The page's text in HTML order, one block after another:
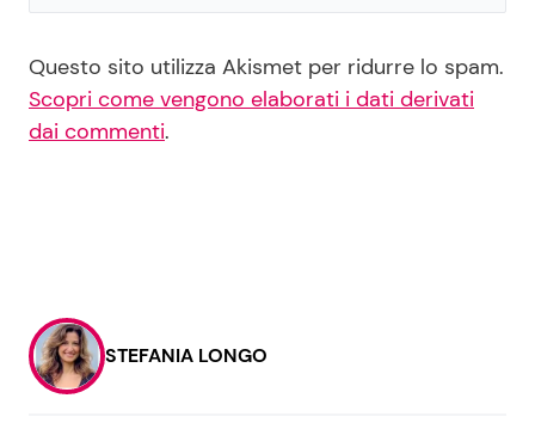
Questo sito utilizza Akismet per ridurre lo spam.
Scopri come vengono elaborati i dati derivati
dai commenti.
STEFANIA LONGO